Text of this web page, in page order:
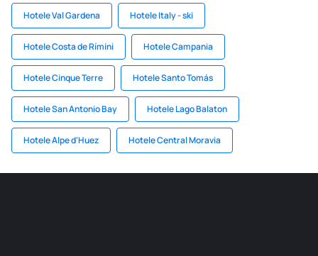
Hotele Val Gardena Hotele Italy - ski
Hotele Costa de Rímini Hotele Campania
Hotele Cinque Terre Hotele Santo Tomás
Hotele San Antonio Bay Hotele Lago Balaton
Hotele Alpe d'Huez Hotele Central Moravia